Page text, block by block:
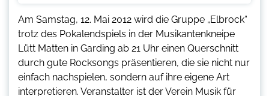
Am Samstag, 12. Mai 2012 wird die Gruppe „Elbrock“
trotz des Pokalendspiels in der Musikantenkneipe
Lütt Matten in Garding ab 21 Uhr einen Querschnitt
durch gute Rocksongs präsentieren, die sie nicht nur
einfach nachspielen, sondern auf ihre eigene Art
interpretieren. Veranstalter ist der Verein Musik für